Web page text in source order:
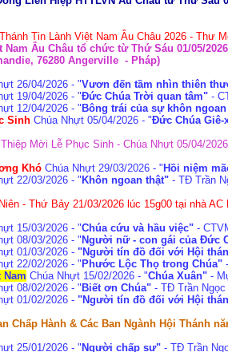
Tin Lành Việt Nam Âu Châu 2026 - Thư
Âu Châu tổ chức từ Thứ Sáu 01/05/
76280 Angerville - Pháp)
26/04/2026 - "Vươn đến tầm nhìn thiên
19/04/2026 - "Đức Chúa Trời quan tâm"-
12/04/2026 - " Bông trái của sự khôn
SinhChúa Nhựt 05/04/2026 - "Đức Chúa Giê-
Thiệp Mời Lễ Phục Sinh - Chúa Nhựt 05/04/
KhóChúa Nhựt 29/03/2026 - " Hồi niệm
22/03/2026 - "Khôn ngoan thật"- TĐ Trần
- Thứ Bảy 21/03/2026 lúc 15g00 tại nhà
15/03/2026 - "Chúa cứu và hầu việc"-
08/03/2026 - "Người nữ - con gái của Đức
01/03/2026 - "Người tín đồ đối với Hội
22/02/2026 - "Phước Lộc Thọ trong Chúa"-
Nam Chúa Nhựt 15/02/2026 - "Chúa Xuân"-
08/02/2026 - "Biết ơn Chúa"- TĐ Trần Ngọc
01/02/2026 - "Người tín đồ đối với Hội
Chấp Hành & Các Ban Ngành Hội Thánh
25/01/2026 - "Người chấp sự"- TĐ Trần